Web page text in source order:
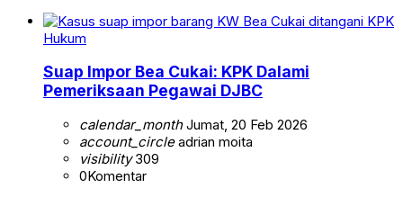
Hukum
Suap Impor Bea Cukai: KPK Dalami
Pemeriksaan Pegawai DJBC
calendar_monthJumat, 20 Feb 2026
account_circleadrian moita
visibility309
0Komentar